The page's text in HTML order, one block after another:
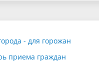
- для горожан
приема граждан